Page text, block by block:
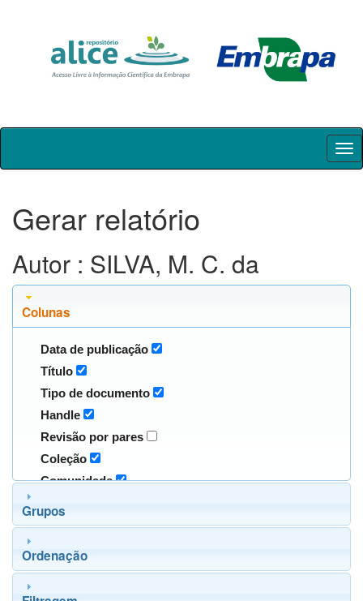
Skip
Gerar relatório
Autor : SILVA, M. C. da
Colunas
Data de publicação
Título
Tipo de documento
Handle
Revisão por pares
Coleção
Comunidade
Grupos
Ordenação